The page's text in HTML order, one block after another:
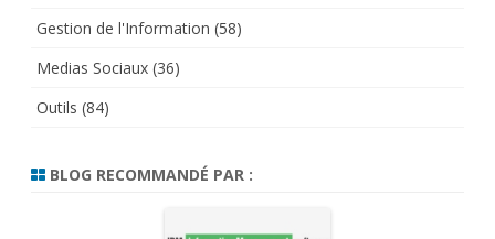
Gestion de l'Information (58)
Medias Sociaux (36)
Outils (84)
BLOG RECOMMANDÉ PAR :